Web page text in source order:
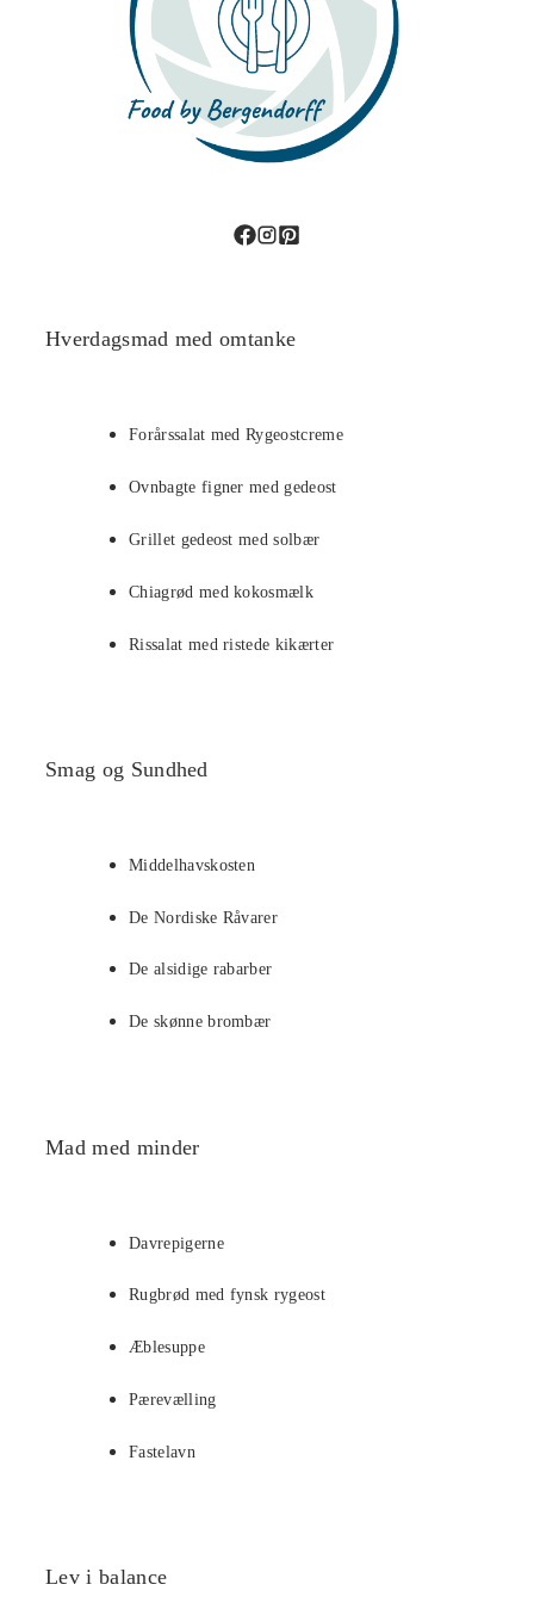
Hverdagsmad med omtanke
Forårssalat med Rygeostcreme
Ovnbagte figner med gedeost
Grillet gedeost med solbær
Chiagrød med kokosmælk
Rissalat med ristede kikærter
Smag og Sundhed
Middelhavskosten
De Nordiske Råvarer
De alsidige rabarber
De skønne brombær
Mad med minder
Davrepigerne
Rugbrød med fynsk rygeost
Æblesuppe
Pærevælling
Fastelavn
Lev i balance